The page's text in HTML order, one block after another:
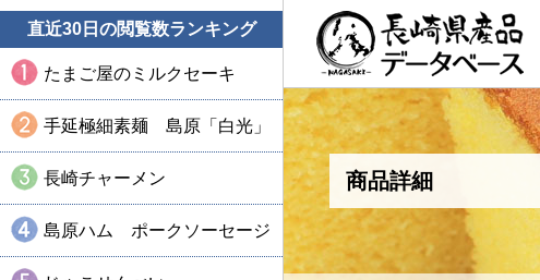
直近30日の閲覧数ランキング
たまご屋のミルクセーキ
手延極細素麺 島原「白光」
長崎チャーメン
島原ハム ポークソーセージ
商品詳細